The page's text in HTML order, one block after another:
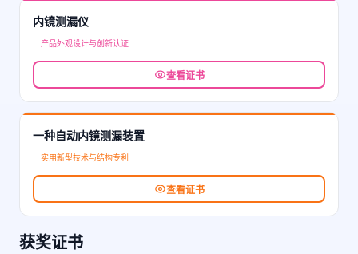
内镜测漏仪
产品外观设计与创新认证
查看证书
一种自动内镜测漏装置
实用新型技术与结构专利
查看证书
获奖证书